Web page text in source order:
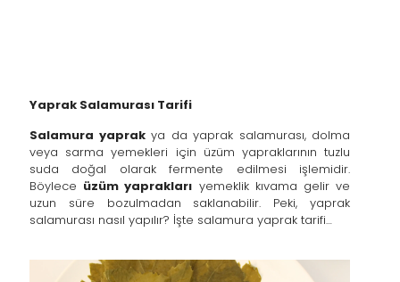
Yaprak Salamurası Tarifi
Salamura yaprakya da yaprak salamurası, dolma
veya sarma yemekleri için üzüm yapraklarının tuzlu
suda doğal olarak fermente edilmesi işlemidir.
Böylece üzüm yaprakları yemeklik kıvama gelir ve
uzun süre bozulmadan saklanabilir. Peki, yaprak
salamurası nasıl yapılır? İşte salamura yaprak tarifi…